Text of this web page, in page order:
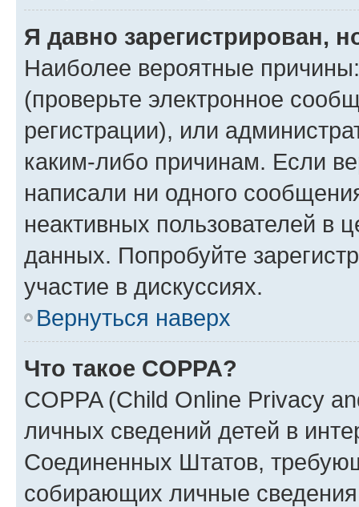
Я давно зарегистрирован,
Наиболее вероятные
(проверьте электронное
регистрации), или
каким-либо причинам. Если
написали ни одного
неактивных пользователей в
данных. Попробуйте
участие в дискуссиях.
Вернуться наверх
Что такое COPPA?
COPPA (Child Online Privacy
личных сведений детей в
Соединенных Штатов,
собирающих личные